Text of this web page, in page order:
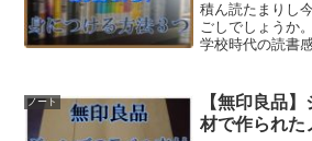
積ん読たまりし
ごしでしょうか
学校時代の読書
校の現代文の教
くなって読みに
ノート
【無印良品
材で作られた